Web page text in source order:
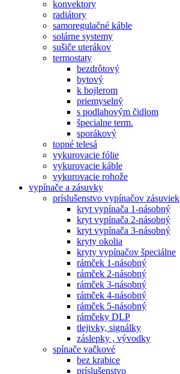
konvektory
radiátory
samoregulačné káble
solárne systemy
sušiče uterákov
termostaty
bezdrôtový
bytový
k bojlerom
priemyselný
s podlahovým čidlom
špecialne term.
sporákový
topné telesá
vykurovacie fólie
vykurovacie káble
vykurovacie rohože
vypínače a zásuvky
príslušenstvo vypínačov zásuviek
kryt vypínača 1-násobný
kryt vypínača 2-násobný
kryt vypínača 3-násobný
kryty okolia
kryty vypínačov špeciálne
rámček 1-násobný
rámček 2-násobný
rámček 3-násobný
rámček 4-násobný
rámček 5-násobný
rámčeky DLP
tlejivky, signálky
záslepky , vývodky
spínače vačkové
bez krabice
príslušenstvo